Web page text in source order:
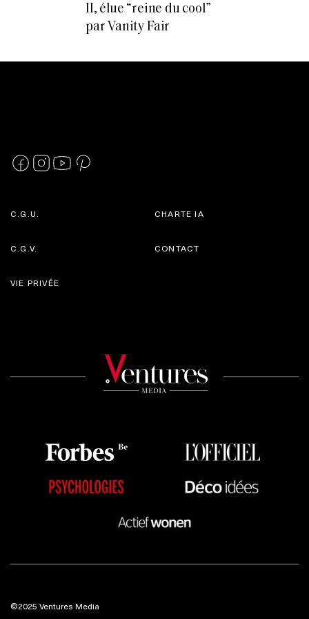
II, élue “reine du cool”
par Vanity Fair
C.G.U.
C.G.V.
CHARTE IA
CONTACT
VIE PRIVÉE
©2025 Ventures Media